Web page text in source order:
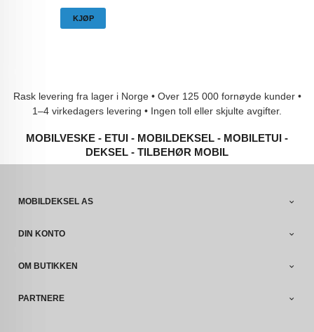
KJØP
Rask levering fra lager i Norge • Over 125 000 fornøyde kunder •
1–4 virkedagers levering • Ingen toll eller skjulte avgifter.
MOBILVESKE - ETUI - MOBILDEKSEL - MOBILETUI -
DEKSEL - TILBEHØR MOBIL
MOBILDEKSEL AS
DIN KONTO
OM BUTIKKEN
PARTNERE